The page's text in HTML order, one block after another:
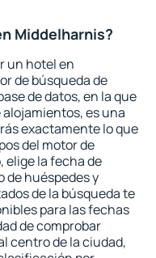
Middelharnis?
un hotel en
de búsqueda de
de datos, en la que
es una
exactamente lo que
del motor de
elige la fecha de
de huéspedes y
de la búsqueda te
para las fechas
de comprobar
centro de la ciudad,